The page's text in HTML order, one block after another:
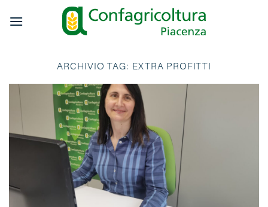
ARCHIVIO TAG: EXTRA PROFITTI